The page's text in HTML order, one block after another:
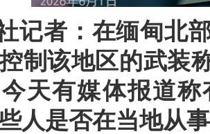
记者：在缅甸北
制该地区的武装
天有媒体报道
人是否在当地从